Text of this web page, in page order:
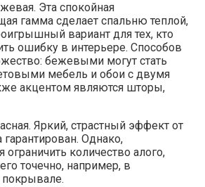
Эта спокойная
гамма сделает спальню теплой,
вариант для тех, кто
ошибку в интерьере. Способов
бежевыми могут стать
мебель и обои с двумя
акцентом являются шторы,
Яркий, страстный эффект от
Однако,
ограничить количество алого,
точечно, например, в
покрывале.